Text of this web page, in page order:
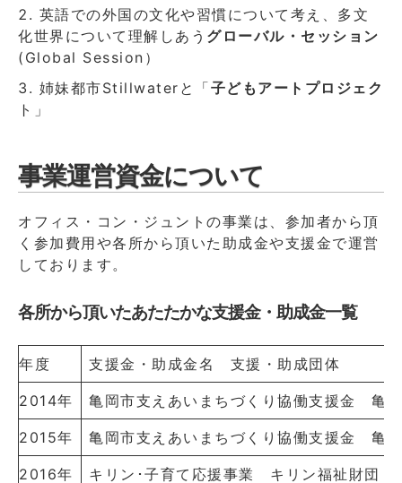
英語での外国の文化や習慣について考え、多文
化世界について理解しあう グローバル・セッション
(Global Session）
姉妹都市Stillwaterと「子どもアートプロジェク
ト」
事業運営資金について
オフィス・コン・ジュントの事業は、参加者から頂
く参加費用や各所から頂いた助成金や支援金で運営
しております。
各所から頂いたあたたかな支援金・助成金一覧
年度 支援金・助成金名 支援・助成団体
2014年 亀岡市支えあいまちづくり協働支援金 亀
2015年 亀岡市支えあいまちづくり協働支援金 亀
2016年 キリン･子育て応援事業 キリン福祉財団